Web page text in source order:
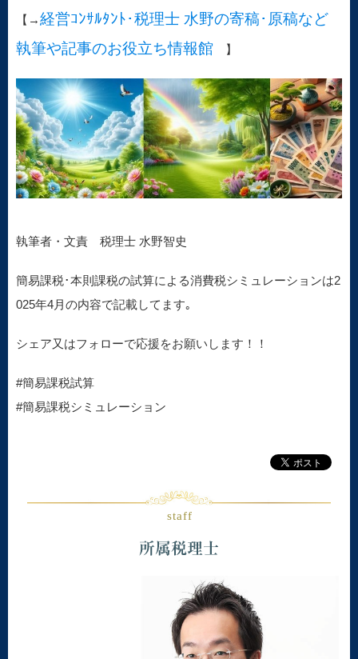
【→経営ｺﾝｻﾙﾀﾝﾄ･税理士 水野の寄稿･原稿など
執筆や記事のお役立ち情報館 】
執筆者・文責 税理士 水野智史
簡易課税･本則課税の試算による消費税シミュレーションは2
025年4月の内容で記載してます｡
シェア又はフォローで応援をお願いします！！
#簡易課税試算
#簡易課税シミュレーション
staff